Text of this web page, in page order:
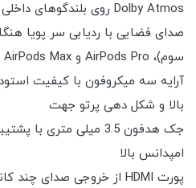
Dolby Atmos روی بلندگوهای داخلی
سوم)، AirPods Pro و AirPods Max
آرایه سه میکروفون با کیفیت
بالا و شکل دهی پرتو جهت
جک هدفون 3.5 میلی
امپدانس بالا
پورت HDMI از خروجی صدای چند کاناله پشتیبانی می کند